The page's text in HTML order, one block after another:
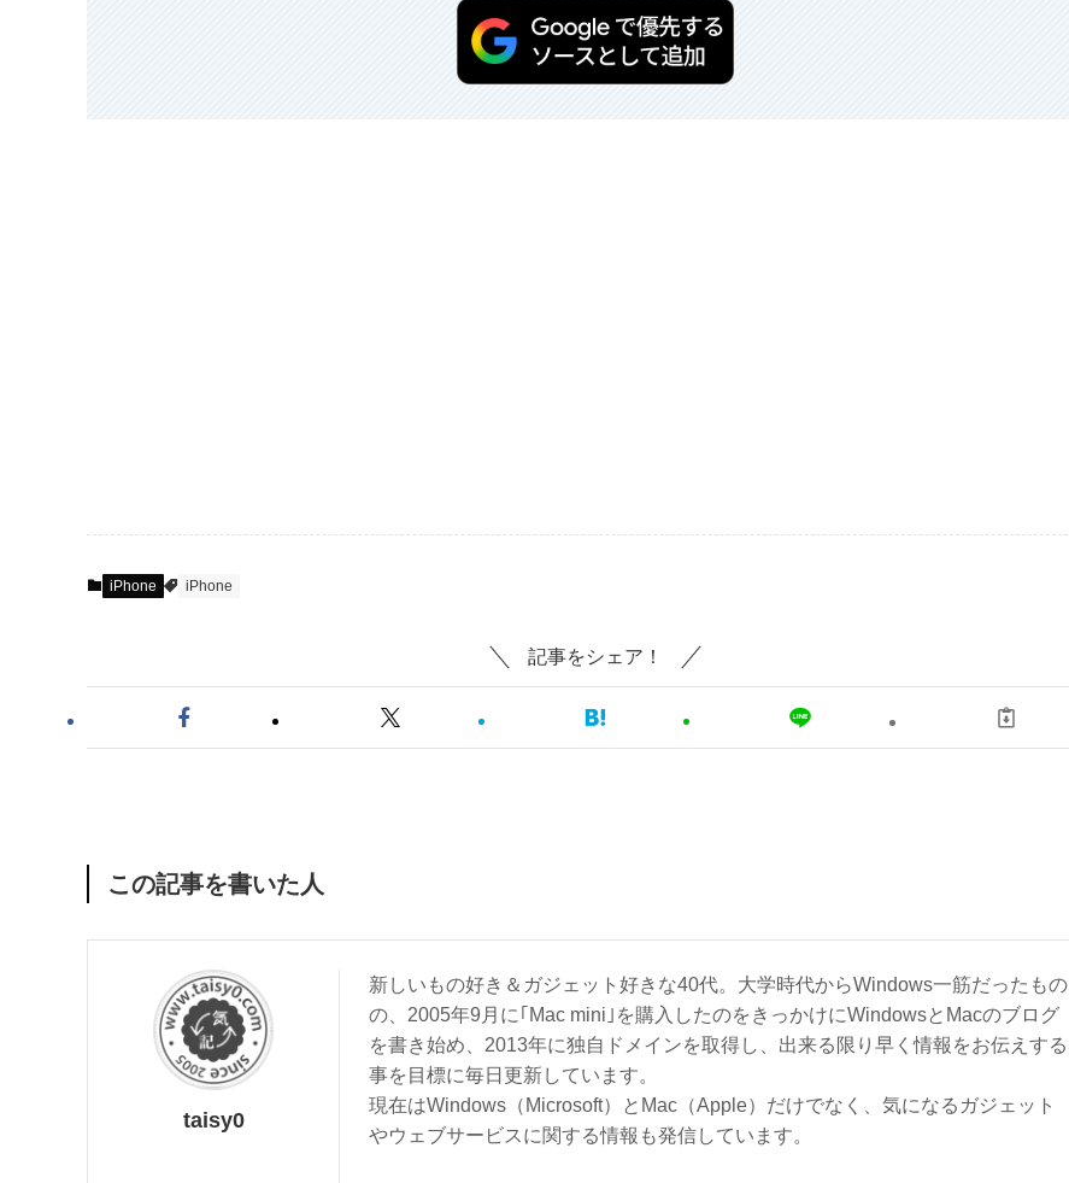
iPhone iPhone
記事をシェア！
この記事を書いた人
taisy0
新しいもの好き＆ガジェット好きな40代。大学時代からWindows一筋だったもの
の、2005年9月に｢Mac mini｣を購入したのをきっかけにWindowsとMacのブログ
を書き始め、2013年に独自ドメインを取得し、出来る限り早く情報をお伝えする
事を目標に毎日更新しています。
現在はWindows（Microsoft）とMac（Apple）だけでなく、気になるガジェット
やウェブサービスに関する情報も発信しています。